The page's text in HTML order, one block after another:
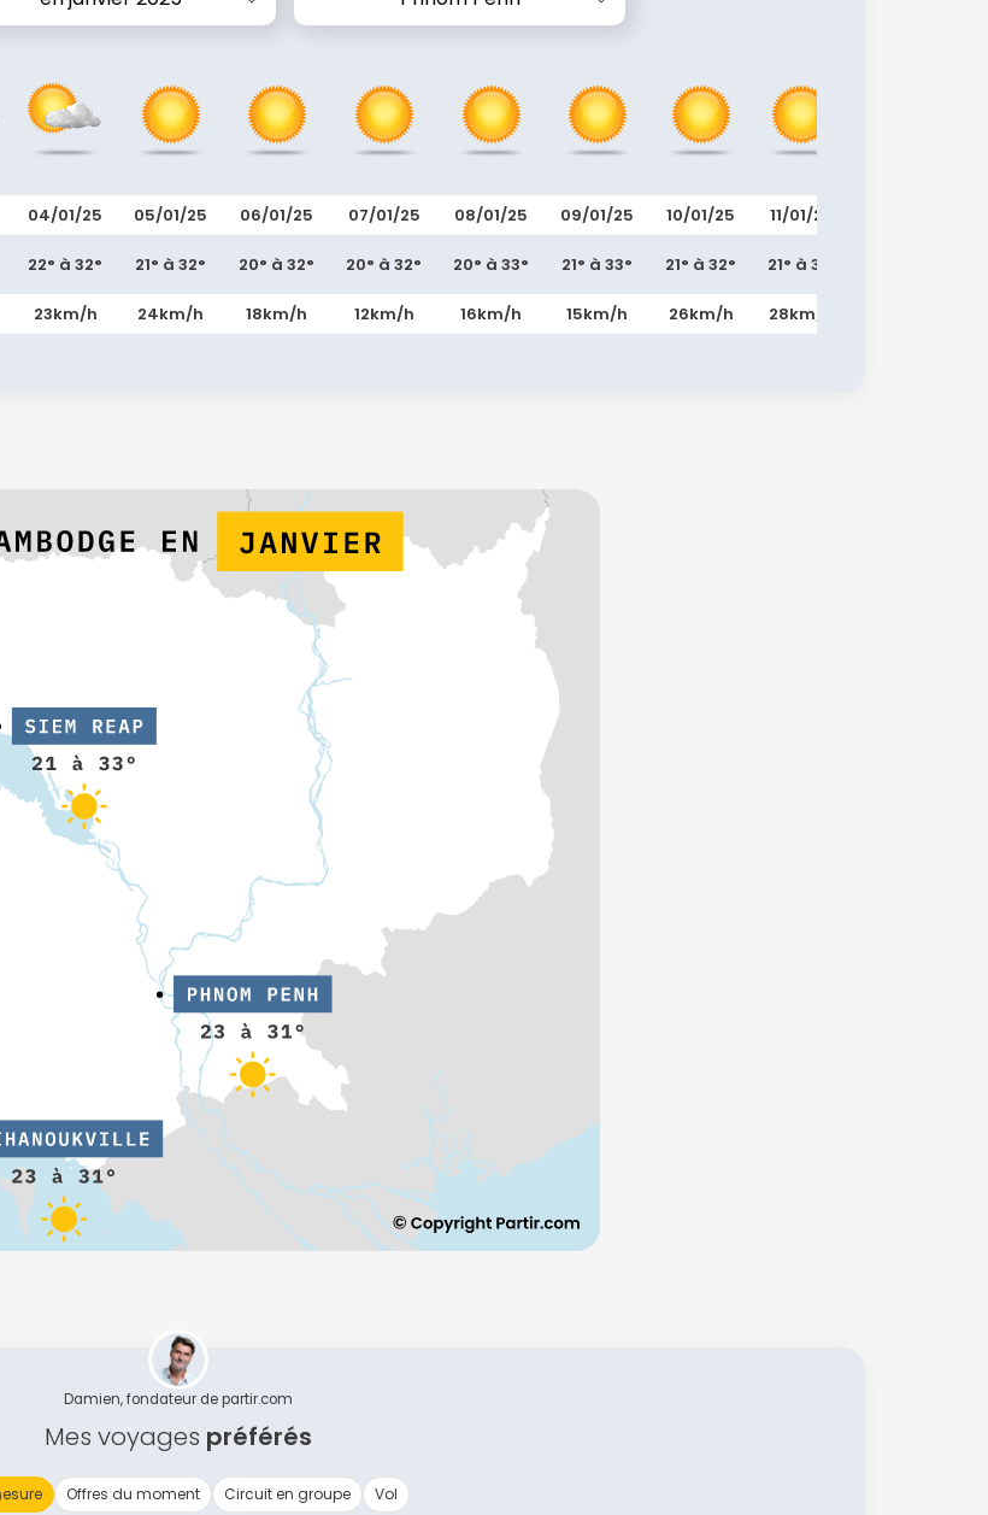
04/01/25
22° à 32°
23km/h
05/01/25
21° à 32°
24km/h
06/01/25
20° à 32°
18km/h
07/01/25
20° à 32°
12km/h
08/01/25
20° à 33°
16km/h
09/01/25
21° à 33°
15km/h
10/01/25
21° à 32°
26km/h
11/01/25
21° à 31°
28km/h
Damien, fondateur de partir.com
Mes voyages préférés
Offres du moment Circuit en groupe Vol
Continuer avec Apple
ou connectez-vous par mail